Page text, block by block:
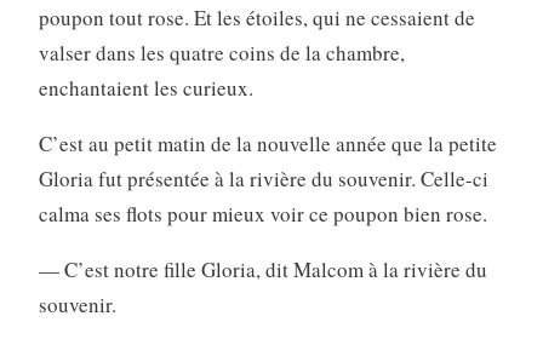
poupon tout rose. Et les étoiles, qui ne cessaient de
valser dans les quatre coins de la chambre,
enchantaient les curieux.
C’est au petit matin de la nouvelle année que la petite
Gloria fut présentée à la rivière du souvenir. Celle-ci
calma ses flots pour mieux voir ce poupon bien rose.
— C’est notre fille Gloria, dit Malcom à la rivière du
souvenir.